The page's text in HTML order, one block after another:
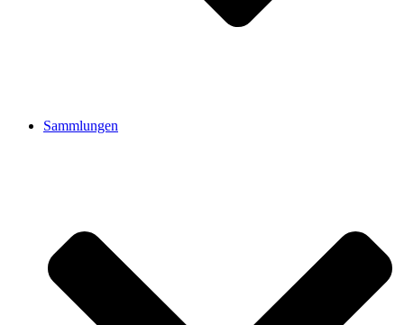
Sammlungen